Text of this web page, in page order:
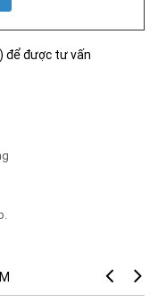
để được tư vấn